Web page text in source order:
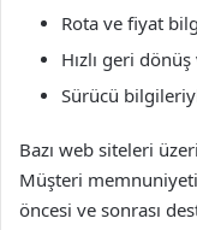
Rota ve fiyat
Hızlı geri
Sürücü
Bazı web siteleri
Müşteri
öncesi ve sonrası